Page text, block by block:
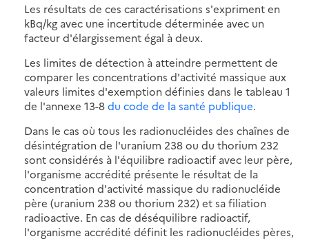
Les résultats de ces caractérisations s'expriment en
kBq/kg avec une incertitude déterminée avec un
facteur d'élargissement égal à deux.
Les limites de détection à atteindre permettent de
comparer les concentrations d'activité massique aux
valeurs limites d'exemption définies dans le tableau 1
de l'annexe 13-8du code de la santé publique.
Dans le cas où tous les radionucléides des chaînes de
désintégration de l'uranium 238 ou du thorium 232
sont considérés à l'équilibre radioactif avec leur père,
l'organisme accrédité présente le résultat de la
concentration d'activité massique du radionucléide
père (uranium 238 ou thorium 232) et sa filiation
radioactive. En cas de déséquilibre radioactif,
l'organisme accrédité définit les radionucléides pères,